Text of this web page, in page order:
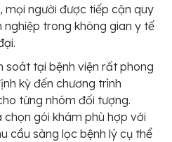
mọi người được tiếp cận quy
trong không gian y tế
soát tại bệnh viện rất phong
kỳ đến chương trình
từng nhóm đối tượng.
gói khám phù hợp với
cầu sàng lọc bệnh lý cụ thể